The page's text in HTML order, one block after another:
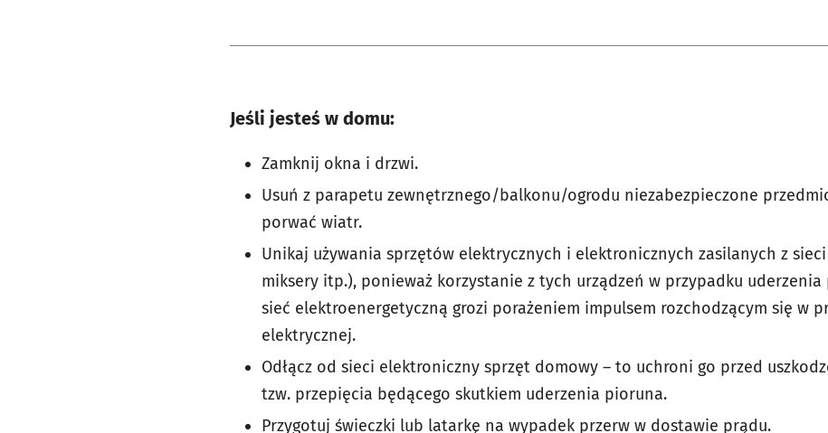
Jeśli jesteś w domu:
Zamknij okna i drzwi.
Usuń z parapetu zewnętrznego/balkonu/ogrodu niezabezpieczone
porwać wiatr.
Unikaj używania sprzętów elektrycznych i elektronicznych zasilanych z sieci
miksery itp.), ponieważ korzystanie z tych urządzeń w przypadku
sieć elektroenergetyczną grozi porażeniem impulsem rozchodzącym się w
elektrycznej.
Odłącz od sieci elektroniczny sprzęt domowy – to uchroni go przed
tzw. przepięcia będącego skutkiem uderzenia pioruna.
Przygotuj świeczki lub latarkę na wypadek przerw w dostawie prądu.